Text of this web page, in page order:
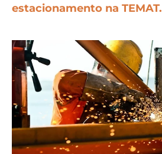
estacionamento na TEMAT.